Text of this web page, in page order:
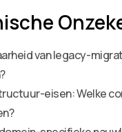
van legacy-
eisen: Welke